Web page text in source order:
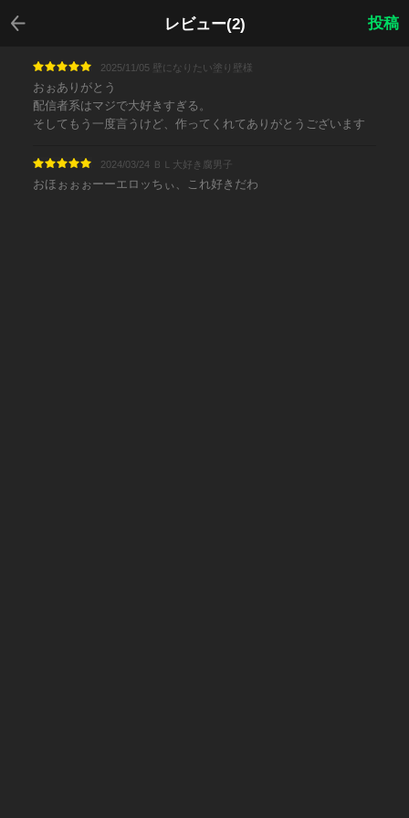
レビュー(2)
戻る
投稿
2025/11/05 壁になりたい塗り壁様
おぉありがとう
配信者系はマジで大好きすぎる。
そしてもう一度言うけど、作ってくれてありがとうございます
2024/03/24 ＢＬ大好き腐男子
おほぉぉぉーーエロッちぃ、これ好きだわ